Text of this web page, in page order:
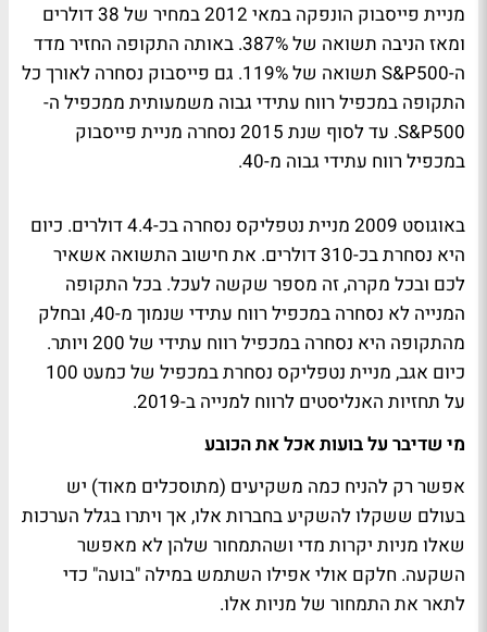
מניית פייסבוק הונפקה במאי 2012 במחיר של 38 דולרים
ומאז הניבה תשואה של 387%. באותה התקופה החזיר מדד
ה-S&P500 תשואה של 119%. גם פייסבוק נסחרה לאורך כל
התקופה במכפיל רווח עתידי גבוה משמעותית ממכפיל ה-
S&P500. עד לסוף שנת 2015 נסחרה מניית פייסבוק
במכפיל רווח עתידי גבוה מ-40.
באוגוסט 2009 מניית נטפליקס נסחרה בכ-4.4 דולרים. כיום
היא נסחרת בכ-310 דולרים. את חישוב התשואה אשאיר
לכם ובכל מקרה, זה מספר שקשה לעכל. בכל התקופה
המנייה לא נסחרה במכפיל רווח עתידי שנמוך מ-40, ובחלק
מהתקופה היא נסחרה במכפיל רווח עתידי של 200 ויותר.
כיום אגב, מניית נטפליקס נסחרת במכפיל של כמעט 100
על תחזיות האנליסטים לרווח למנייה ב-2019.
מי שדיבר על בועות אכל את הכובע
אפשר רק להניח כמה משקיעים (מתוסכלים מאוד) יש
בעולם ששקלו להשקיע בחברות אלו, אך ויתרו בגלל הערכות
שאלו מניות יקרות מדי ושהתמחור שלהן לא מאפשר
השקעה. חלקם אולי אפילו השתמש במילה "בועה" כדי
לתאר את התמחור של מניות אלו.